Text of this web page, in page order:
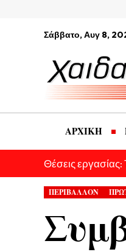
Σάββατο, Αυγ 8,
ΑΡΧΙΚΗ
Θέσεις
ΠΕΡΙΒΑΛΛΟΝ